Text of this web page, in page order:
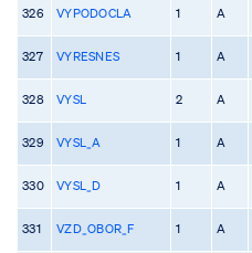
326 VYPODOCLA 1 A
327 VYRESNES 1 A
328 VYSL 2 A
329 VYSL_A 1 A
330 VYSL_D 1 A
331 VZD_OBOR_F 1 A